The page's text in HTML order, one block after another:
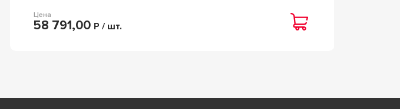
Цена
58 791,00 Р / шт.